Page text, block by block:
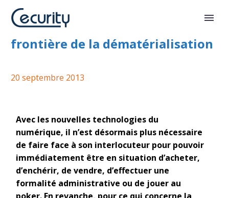
Les contrats en ligne, nouvelle
frontière de la dématérialisation
20 septembre 2013
Avec les nouvelles technologies du
numérique, il n’est désormais plus nécessaire
de faire face à son interlocuteur pour pouvoir
immédiatement être en situation d’acheter,
d’enchérir, de vendre, d’effectuer une
formalité administrative ou de jouer au